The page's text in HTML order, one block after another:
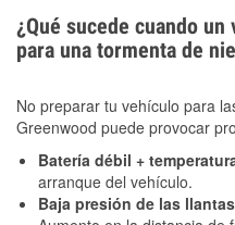
¿Qué sucede cuando
para una tormenta de
No preparar tu vehículo para
Greenwood puede provocar
Batería débil +
arranque del vehículo.
Baja presión de las